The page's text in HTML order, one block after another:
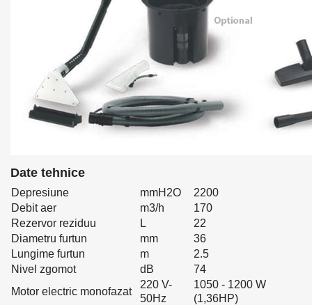
Date tehnice
Depresiune mmH2O
2200
Debit aer
m3/h
170
Rezervor reziduu
L
22
Diametru furtun
mm
36
Lungime furtun
m
2.5
Nivel zgomot
dB
74
Motor electric monofazat
220 V-
50Hz
1050 - 1200 W
(1,36HP)